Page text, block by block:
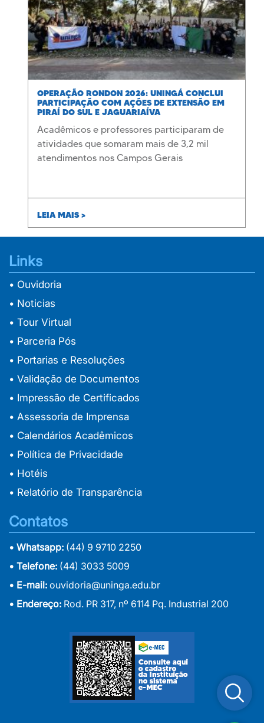
OPERAÇÃO RONDON 2026: UNINGÁ CONCLUI
PARTICIPAÇÃO COM AÇÕES DE EXTENSÃO EM
PIRAÍ DO SUL E JAGUARIAÍVA
Acadêmicos e professores participaram de
atividades que somaram mais de 3,2 mil
atendimentos nos Campos Gerais
LEIA MAIS >
Links
• Ouvidoria
• Noticias
• Tour Virtual
• Parceria Pós
• Portarias e Resoluções
• Validação de Documentos
• Impressão de Certificados
• Assessoria de Imprensa
• Calendários Acadêmicos
• Política de Privacidade
• Hotéis
• Relatório de Transparência
Contatos
• Whatsapp: (44) 9 9710 2250
• Telefone: (44) 3033 5009
• E-mail: ouvidoria@uninga.edu.br
• Endereço: Rod. PR 317, nº 6114 Pq. Industrial 200